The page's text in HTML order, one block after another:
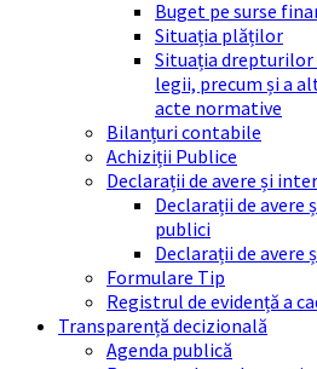
Buget pe surse
Situația plăților
Situația
legii, precum și a
acte normative
Bilanțuri contabile
Achiziții Publice
Declarații de avere și
Declarații de
publici
Declarații de
Formulare Tip
Registrul de evidență a
Transparență decizională
Agenda publică